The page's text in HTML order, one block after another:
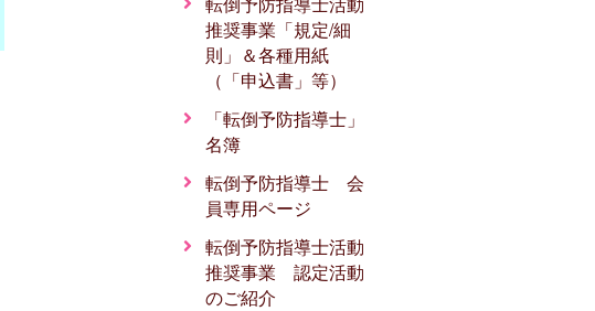
推奨事業「規定/細
則」＆各種用紙
（「申込書」等）
「転倒予防指導士」
名簿
転倒予防指導士 会
員専用ページ
転倒予防指導士活動
推奨事業 認定活動
のご紹介